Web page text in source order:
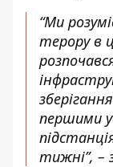
“Ми
терору в
першими
тижні”, –